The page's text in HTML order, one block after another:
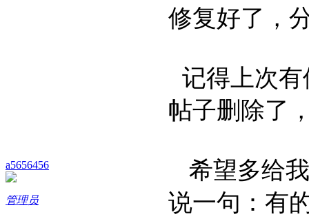
a5656456
管理员
修复好了，
记得上次
帖子删除了
希望多给
说一句：有